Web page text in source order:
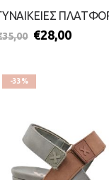
35,00 €28,00
-33%